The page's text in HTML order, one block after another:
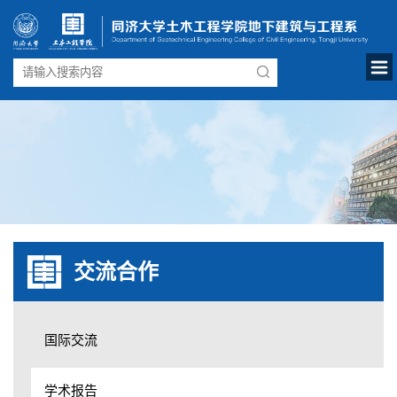
交流合作
国际交流
学术报告